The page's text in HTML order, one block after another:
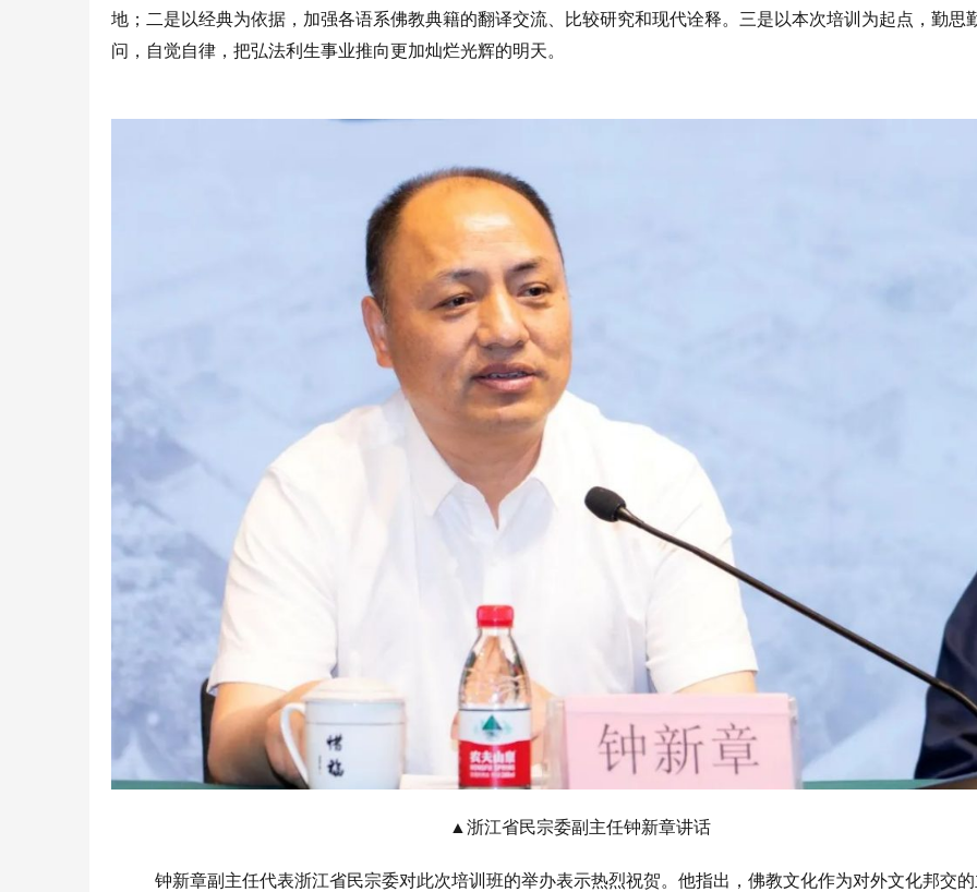
地；二是以经典为依据，加强各语系佛教典籍的翻译交流、比较研究和现代诠释。三是以本次培训为起点，勤思
问，自觉自律，把弘法利生事业推向更加灿烂光辉的明天。
▲浙江省民宗委副主任钟新章讲话
钟新章副主任代表浙江省民宗委对此次培训班的举办表示热烈祝贺。他指出，佛教文化作为对外文化邦交